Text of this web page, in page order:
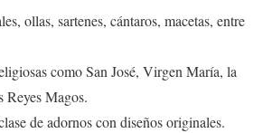
ollas, sartenes, cántaros, macetas, entre
como San José, Virgen María, la
Reyes Magos.
de adornos con diseños originales.